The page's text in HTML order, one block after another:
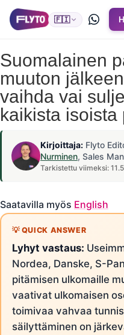
🇫🇮
Suomalainen
muuton
vaihda vai
kaikista isoista
Kirjoittaja: Flyto
Nurminen, Sales
Tarkistettu viimeksi:
Saatavilla myös English
Lyhyt vastaus:
Nordea, Danske, S-
pitämisen ulkomaille
vaativat ulkomaisen
toimivaa vahvaa
säilyttäminen on